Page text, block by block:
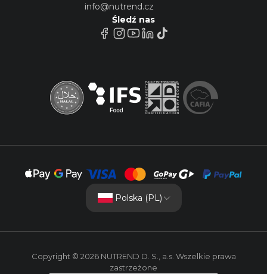
info@nutrend.cz
Śledź nas
Polska (PL)
Copyright © 2026 NUTREND D. S., a.s. Wszelkie prawa
zastrzeżone